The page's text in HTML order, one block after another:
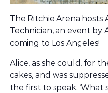
The Ritchie Arena hosts
Technician, an event by
coming to Los Angeles!
Alice, as she could, for
cakes, and was
the first to speak.